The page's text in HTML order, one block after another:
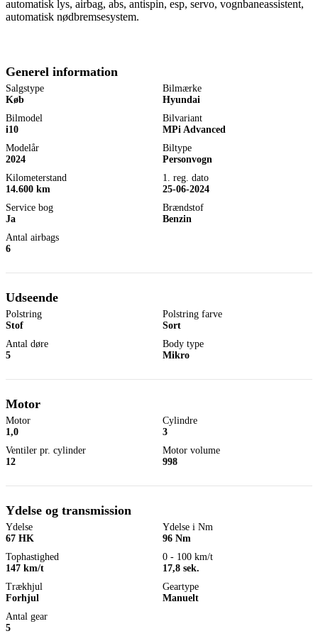
automatisk lys, airbag, abs, antispin, esp, servo, vognbaneassistent,
automatisk nødbremsesystem.
Generel information
Salgstype
Køb
Bilmærke
Hyundai
Bilmodel
i10
Bilvariant
MPi Advanced
Modelår
2024
Biltype
Personvogn
Kilometerstand
14.600 km
1. reg. dato
25-06-2024
Service bog
Ja
Brændstof
Benzin
Antal airbags
6
Udseende
Polstring
Stof
Polstring farve
Sort
Antal døre
5
Body type
Mikro
Motor
Motor
1,0
Cylindre
3
Ventiler pr. cylinder
12
Motor volume
998
Ydelse og transmission
Ydelse
67 HK
Ydelse i Nm
96 Nm
Tophastighed
147 km/t
0 - 100 km/t
17,8 sek.
Trækhjul
Forhjul
Geartype
Manuelt
Antal gear
5